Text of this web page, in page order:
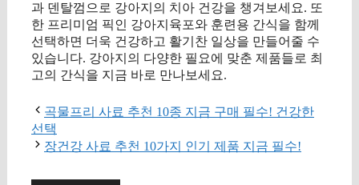
과 덴탈껌으로 강아지의 치아 건강을 챙겨보세요. 또
한 프리미엄 픽인 강아지육포와 훈련용 간식을 함께
선택하면 더욱 건강하고 활기찬 일상을 만들어줄 수
있습니다. 강아지의 다양한 필요에 맞춘 제품들로 최
고의 간식을 지금 바로 만나보세요.
곡물프리 사료 추천 10종 지금 구매 필수! 건강한
선택
장건강 사료 추천 10가지 인기 제품 지금 필수!